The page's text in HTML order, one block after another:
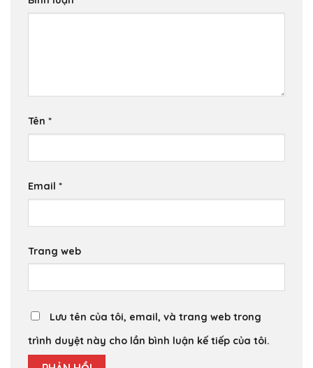
Tên *
Email *
Trang web
Lưu tên của tôi, email, và trang web trong
trình duyệt này cho lần bình luận kế tiếp của tôi.